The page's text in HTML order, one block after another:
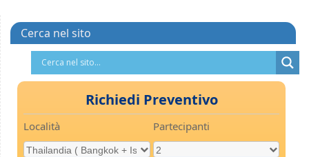
Cerca nel sito
Richiedi Preventivo
Località Partecipanti